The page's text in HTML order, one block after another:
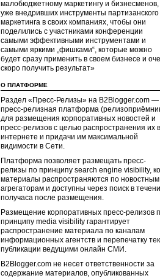
малобюджетному маркетингу и бизнесменов,
уже внедривших инструменты партизанского
маркетинга в своих компаниях, чтобы они
поделились с участниками конференции
самыми эффективными инструментами и
самыми яркими „фишками“, которые можно
будет сразу применить в своем бизнесе и
скоро получить результат»
О ПЛАТФОРМЕ
Раздел «Пресс-Релизы» на B2Blogger.com —
пресс-релизная платформа
для размещения корпоративных новостей и
пресс-релизов с целью распространения их в
интернете и придачи им максимальной
видимости в Сети.
Платформа позволяет размещать пресс-
релизы по принципу search engine visibility,
материалы распространяются по новостным
агрегаторам и доступны через поиск в
получаса после размещения.
Размещение корпоративных пресс-релизов
принципу media visibility гарантирует
распространение материала по каналам
информационных агентств и перепечатку
публикации ведущими онлайн СМИ.
B2Blogger.com не несет ответственности за
содержание материалов, опубликованных